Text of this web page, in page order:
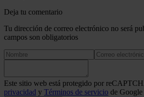
Deja tu comentario
Tu dirección de correo electrónico no será
campos son obligatorios
Este sitio web está protegido por
privacidad y Términos de servicio de